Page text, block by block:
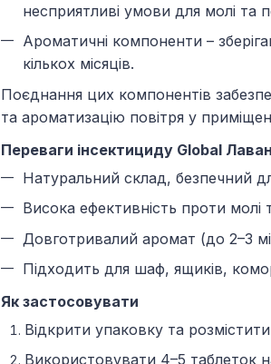
несприятливі умови для молі
Ароматичні компоненти –
кількох місяців.
Поєднання цих компонентів
та ароматизацію повітря у
Переваги інсектициду Global
Натуральний склад, безпечний
Висока ефективність проти молі
Довготривалий аромат (до 2–3
Підходить для шаф, ящиків,
Як застосовувати
Відкрити упаковку та
Використовувати 4–5 таблеток